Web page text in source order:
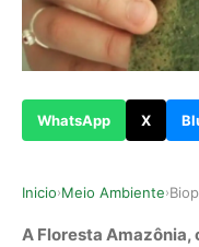
WhatsApp X
Inicio›Meio Ambiente›
A Floresta